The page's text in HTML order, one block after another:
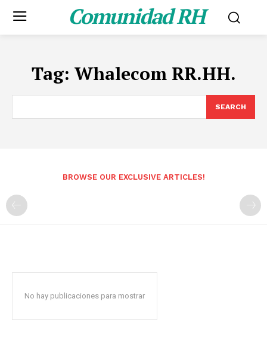
Comunidad RH
Tag: Whalecom RR.HH.
SEARCH
BROWSE OUR EXCLUSIVE ARTICLES!
No hay publicaciones para mostrar